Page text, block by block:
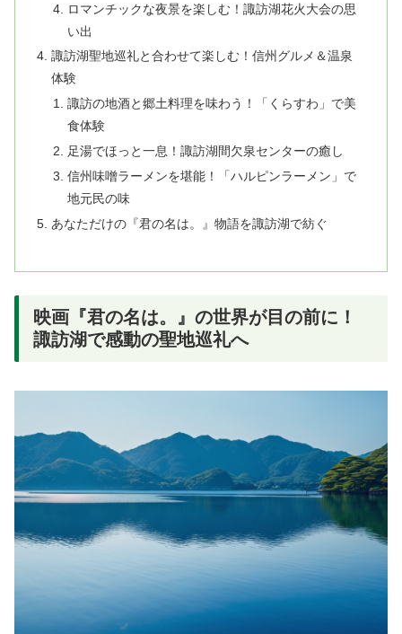
ロマンチックな夜景を楽しむ！諏訪湖花火大会の思
い出
諏訪湖聖地巡礼と合わせて楽しむ！信州グルメ＆温泉
体験
諏訪の地酒と郷土料理を味わう！「くらすわ」で美
食体験
足湯でほっと一息！諏訪湖間欠泉センターの癒し
信州味噌ラーメンを堪能！「ハルピンラーメン」で
地元民の味
あなただけの『君の名は。』物語を諏訪湖で紡ぐ
映画『君の名は。』の世界が目の前に！
諏訪湖で感動の聖地巡礼へ